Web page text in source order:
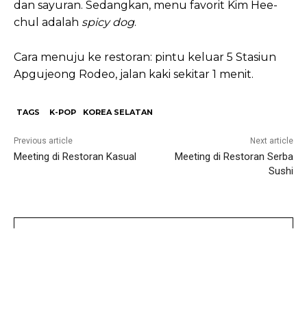
dan sayuran. Sedangkan, menu favorit Kim Hee-
chul adalah spicy dog.
Cara menuju ke restoran: pintu keluar 5 Stasiun
Apgujeong Rodeo, jalan kaki sekitar 1 menit.
TAGS K-POP KOREA SELATAN
Previous article
Meeting di Restoran Kasual
Next article
Meeting di Restoran Serba
Sushi